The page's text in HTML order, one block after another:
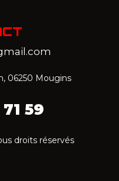
06250 Mougins
59‬
droits réservés